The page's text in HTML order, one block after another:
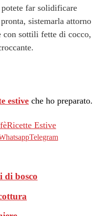
far solidificare
sistemarla attorno
con sottili fette di cocco,
estive che ho preparato.
Ricette Estive
Telegram
di bosco